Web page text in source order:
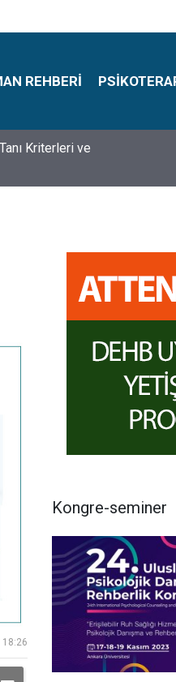
REHBERI
Hikayesi
18:26
Kongre-seminer